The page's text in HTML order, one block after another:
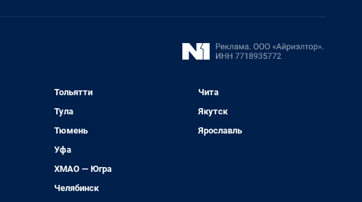
Тольятти
Тула
Тюмень
Уфа
ХМАО — Югра
Челябинск
Чита
Якутск
Ярославль